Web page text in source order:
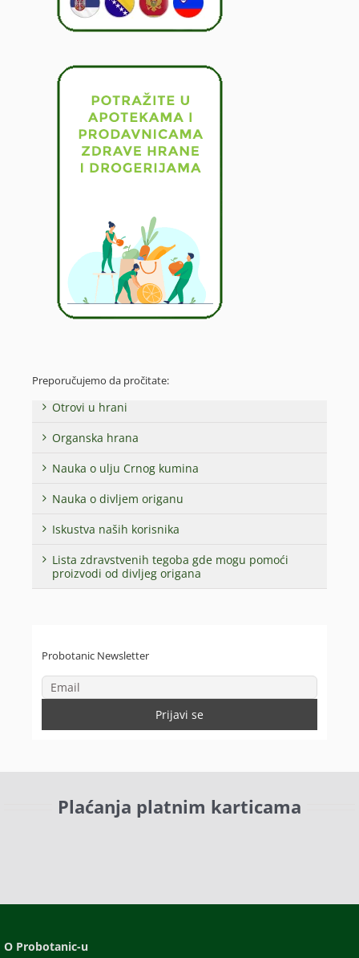
Preporučujemo da pročitate:
Otrovi u hrani
Organska hrana
Nauka o ulju Crnog kumina
Nauka o divljem origanu
Iskustva naših korisnika
Lista zdravstvenih tegoba gde mogu pomoći
proizvodi od divljeg origana
Probotanic Newsletter
Plaćanja platnim karticama
O Probotanic-u